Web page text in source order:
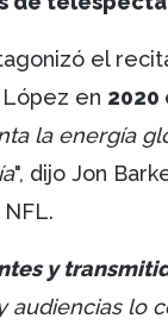
el
López en 2020
la energía
", dijo Jon
y
audiencias lo